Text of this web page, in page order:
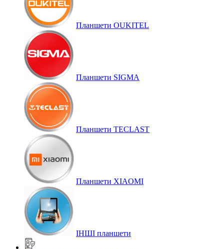
Планшети OUKITEL
Планшети SIGMA
Планшети TECLAST
Планшети XIAOMI
ІНШІ планшети